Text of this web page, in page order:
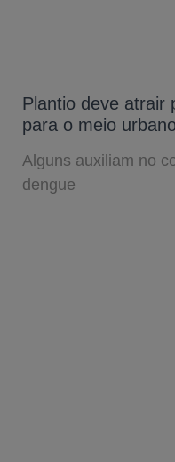
Plantio deve atrair
para o meio
Alguns auxiliam no
dengue